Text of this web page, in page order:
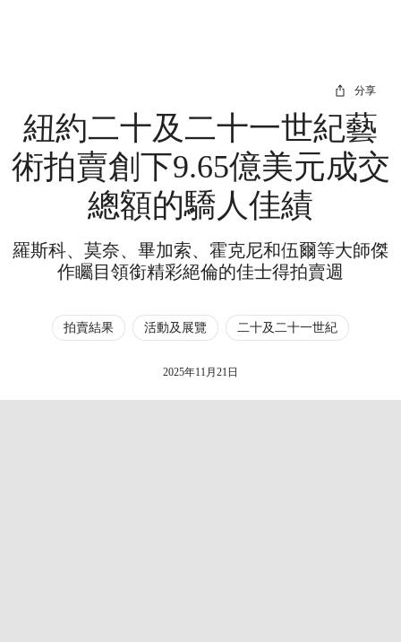
分享
紐約二十及二十一世紀藝
術拍賣創下9.65億美元成交
總額的驕人佳績
羅斯科、莫奈、畢加索、霍克尼和伍爾等大師傑
作矚目領銜精彩絕倫的佳士得拍賣週
拍賣結果 活動及展覽 二十及二十一世紀
2025年11月21日